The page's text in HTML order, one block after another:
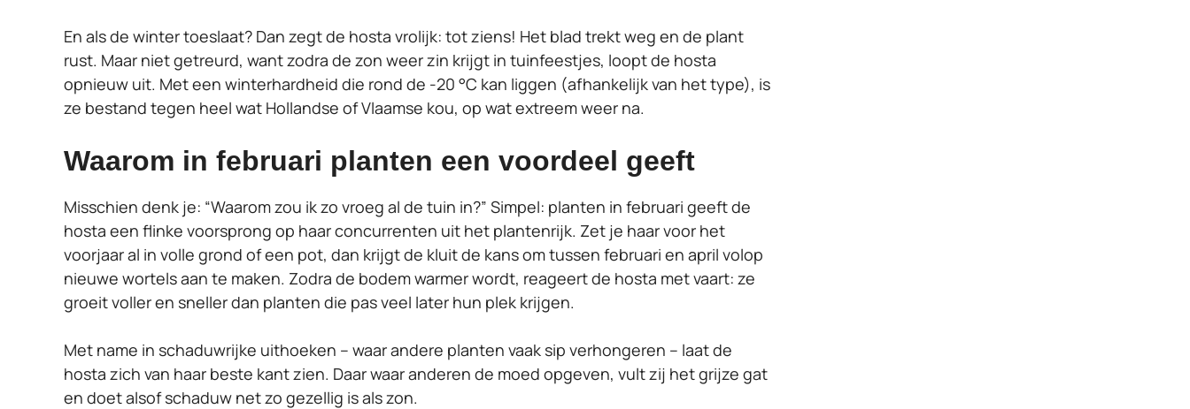
En als de winter toeslaat? Dan zegt de hosta vrolijk: tot ziens! Het blad trekt weg en de plant
rust. Maar niet getreurd, want zodra de zon weer zin krijgt in tuinfeestjes, loopt de hosta
opnieuw uit. Met een winterhardheid die rond de -20 °C kan liggen (afhankelijk van het type), is
ze bestand tegen heel wat Hollandse of Vlaamse kou, op wat extreem weer na.
Waarom in februari planten een voordeel geeft
Misschien denk je: “Waarom zou ik zo vroeg al de tuin in?” Simpel: planten in februari geeft de
hosta een flinke voorsprong op haar concurrenten uit het plantenrijk. Zet je haar voor het
voorjaar al in volle grond of een pot, dan krijgt de kluit de kans om tussen februari en april volop
nieuwe wortels aan te maken. Zodra de bodem warmer wordt, reageert de hosta met vaart: ze
groeit voller en sneller dan planten die pas veel later hun plek krijgen.
Met name in schaduwrijke uithoeken – waar andere planten vaak sip verhongeren – laat de
hosta zich van haar beste kant zien. Daar waar anderen de moed opgeven, vult zij het grijze gat
en doet alsof schaduw net zo gezellig is als zon.